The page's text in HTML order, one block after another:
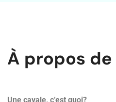
À propos de
Une cavale, c’est quoi?